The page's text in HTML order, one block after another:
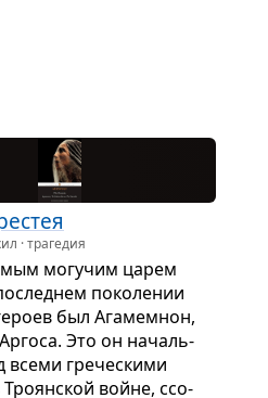
· трагедия
могу­чим царем
поко­ле­нии
был Ага­мемнон,
Это он началь­
всеми гре­че­скими
войне, ссо­